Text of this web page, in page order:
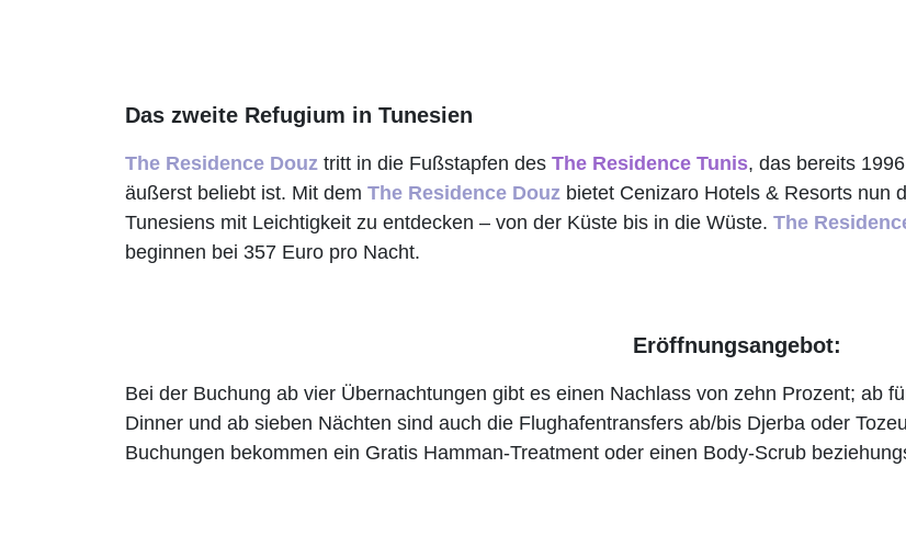
Das zweite Refugium in Tunesien
The Residence Douz tritt in die Fußstapfen des The Residence Tunis, das bereits
äußerst beliebt ist. Mit dem The Residence Douz bietet Cenizaro Hotels & Resorts nun
Tunesiens mit Leichtigkeit zu entdecken – von der Küste bis in die Wüste. The
beginnen bei 357 Euro pro Nacht.
Eröffnungsangebot:
Bei der Buchung ab vier Übernachtungen gibt es einen Nachlass von zehn Prozent; ab
Dinner und ab sieben Nächten sind auch die Flughafentransfers ab/bis Djerba oder
Buchungen bekommen ein Gratis Hamman-Treatment oder einen Body-Scrub